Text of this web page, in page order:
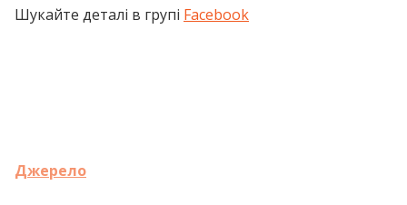
Шукайте деталі в групі Facebook
Джерело